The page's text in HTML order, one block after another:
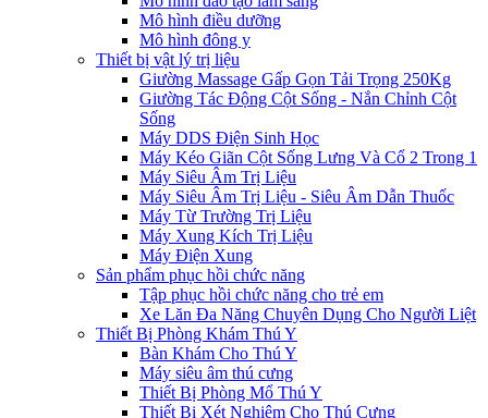
Mô hình điều dưỡng
Mô hình đông y
Thiết bị vật lý trị liệu
Giường Massage Gấp Gọn Tải Trọng 250Kg
Giường Tác Động Cột Sống - Nắn Chỉnh Cột
Sống
Máy DDS Điện Sinh Học
Máy Kéo Giãn Cột Sống Lưng Và Cổ 2 Trong 1
Máy Siêu Âm Trị Liệu
Máy Siêu Âm Trị Liệu - Siêu Âm Dẫn Thuốc
Máy Từ Trường Trị Liệu
Máy Xung Kích Trị Liệu
Máy Điện Xung
Sản phẩm phục hồi chức năng
Tập phục hồi chức năng cho trẻ em
Xe Lăn Đa Năng Chuyên Dụng Cho Người Liệt
Thiết Bị Phòng Khám Thú Y
Bàn Khám Cho Thú Y
Máy siêu âm thú cưng
Thiết Bị Phòng Mổ Thú Y
Thiết Bị Xét Nghiệm Cho Thú Cưng